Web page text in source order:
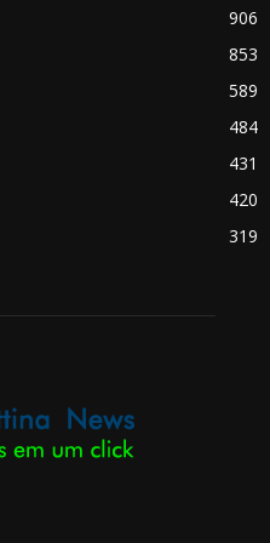
906
853
589
484
431
420
319